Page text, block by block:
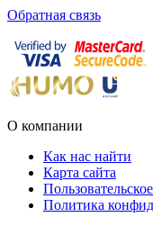
Обратная связь
О компании
Как нас найти
Карта сайта
Политика